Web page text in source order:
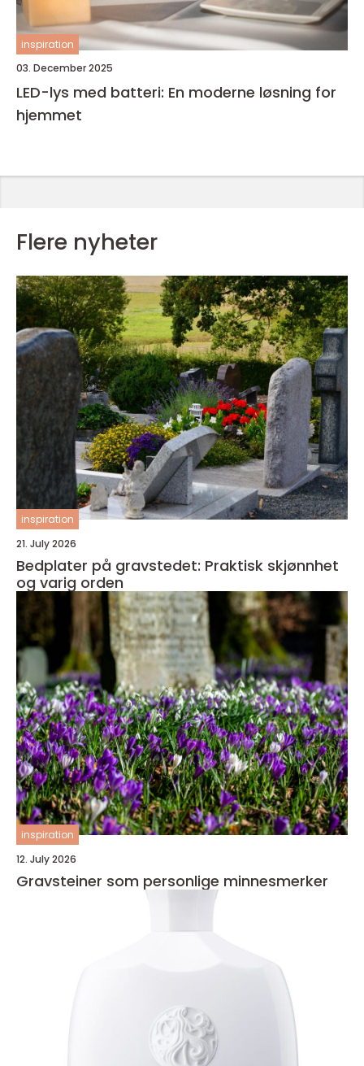
inspiration
03. December 2025
LED-lys med batteri: En moderne løsning for
hjemmet
Flere nyheter
inspiration
21. July 2026
Bedplater på gravstedet: Praktisk skjønnhet
og varig orden
inspiration
12. July 2026
Gravsteiner som personlige minnesmerker